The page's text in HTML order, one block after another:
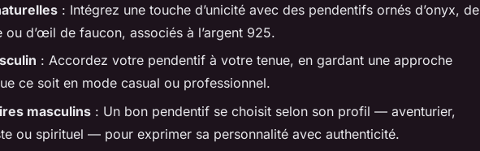
: Intégrez une touche d’unicité avec des pendentifs ornés d’onyx, de
ou d’œil de faucon, associés à l’argent 925.
: Accordez votre pendentif à votre tenue, en gardant une approche
ce soit en mode casual ou professionnel.
masculins : Un bon pendentif se choisit selon son profil — aventurier,
ou spirituel — pour exprimer sa personnalité avec authenticité.